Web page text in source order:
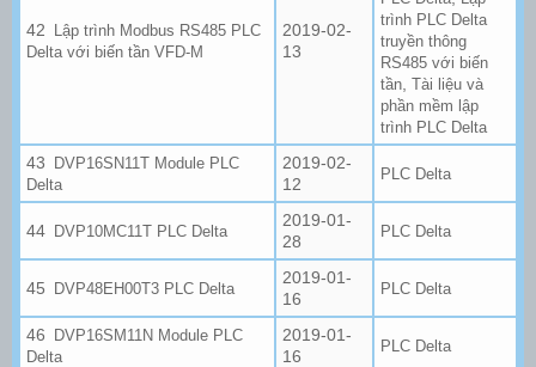
Lập trình Modbus RS485 PLC
Delta với biến tần VFD-M
2019-02-
13
trình PLC Delta
truyền thông
RS485 với biến
tần Tài liệu và
phần mềm lập
trình PLC Delta
DVP16SN11T Module PLC
Delta
2019-02-
12
PLC Delta
DVP10MC11T PLC Delta
2019-01-
28
PLC Delta
DVP48EH00T3 PLC Delta
2019-01-
16
PLC Delta
DVP16SM11N Module PLC
Delta
2019-01-
16
PLC Delta